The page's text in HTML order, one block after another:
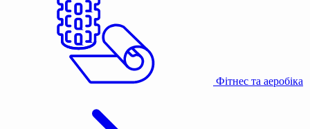
Фітнес та аеробіка